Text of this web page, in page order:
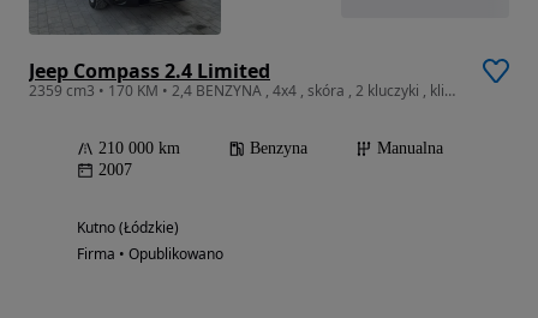
Jeep Compass 2.4 Limited
2359 cm3 • 170 KM • 2,4 BENZYNA , 4x4 , skóra , 2 kluczyki , klimatyzacja , opłacony
210 000 km Benzyna
Manualna
2007
Kutno (Łódzkie)
Firma • Opublikowano